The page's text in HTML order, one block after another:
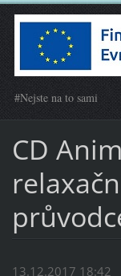
#Nejste na to sami
CD
13.12.2017 18:42